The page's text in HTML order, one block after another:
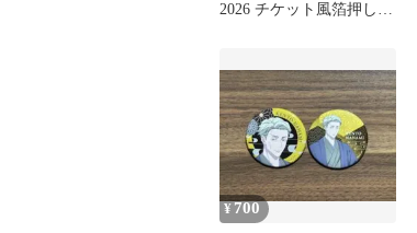
2026 チケット風箔押しカ
¥ 700